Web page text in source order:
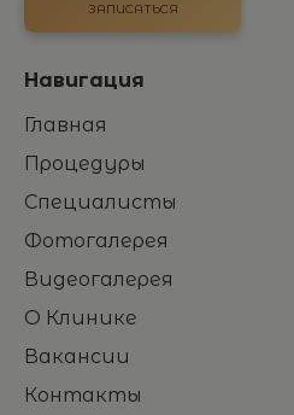
ЗАПИСАТЬСЯ
Навигация
Главная
Процедуры
Специалисты
Фотогалерея
Видеогалерея
О Клинике
Вакансии
Контакты